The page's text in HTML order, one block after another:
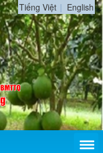
Tiếng Việt English